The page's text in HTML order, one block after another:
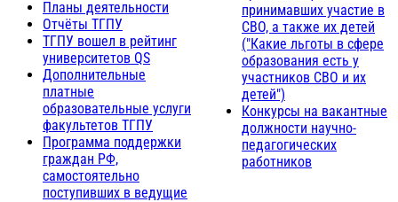
Планы деятельности
Отчёты ТГПУ
ТГПУ вошел в рейтинг
университетов QS
Дополнительные
платные
образовательные услуги
факультетов ТГПУ
Программа поддержки
граждан РФ,
самостоятельно
поступивших в ведущие
принимавших участие в
СВО, а также их детей
("Какие льготы в сфере
образования есть у
участников СВО и их
детей")
Конкурсы на вакантные
должности научно-
педагогических
работников